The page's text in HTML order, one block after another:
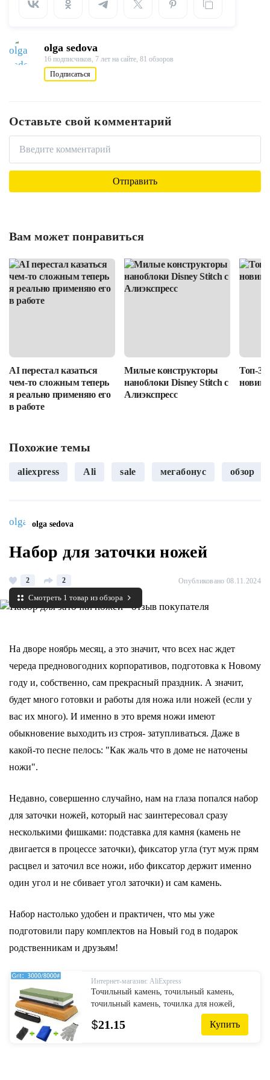
olga sedova
16 подписчиков, 7 лет на сайте, 81 обзоров
Подписаться
Оставьте свой комментарий
Вам может понравиться
AI перестал казаться
чем-то сложным теперь
я реально применяю его
в работе
Милые конструкторы
наноблоки Disney Stitch с
Алиэкспресс
Топ-3
Похожие темы
aliexpress Ali sale мегабонус обзор
olga sedova
Набор для заточки ножей
2 2 Опубликовано 08.11.2024
Смотреть 1 товар из обзора
На дворе ноябрь месяц, а это значит, что всех нас ждет
череда предновогодних корпоративов, подготовка к Новому
году и, собственно, сам прекрасный праздник. А значит,
будет много готовки и работы для ножа или ножей (если у
вас их много). И именно в это время ножи имеют
обыкновение выходить из строя- затупливаться. Даже в
какой-то песне пелось: "Как жаль что в доме не наточены
ножи".
Недавно, совершенно случайно, нам на глаза попался набор
для заточки ножей, который нас заинтересовал сразу
несколькими фишками: подставка для камня (камень не
двигается в процессе заточки), фиксатор угла (тут муж прям
расцвел и заточил все ножи, ибо фиксатор держит именно
один угол и не сбивает угол заточки) и сам камень.
Набор настолько удобен и практичен, что мы уже
подготовили пару комплектов на Новый год в подарок
родственникам и друзьям!
Интернет-магазин: AliExpress
Точильный камень, точильный камень,
точильный камень, точилка для ножей,
инструменты для заточки ножей,
профессиональные инструменты,
$21.15 Купить